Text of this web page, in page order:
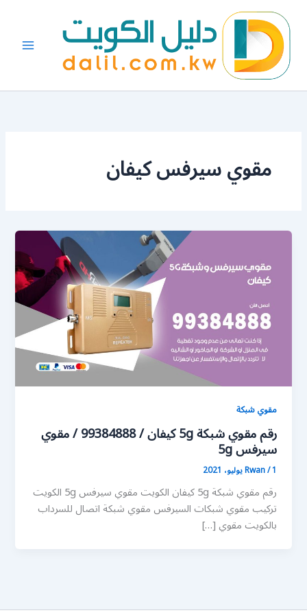
المحتوى
مقوي سيرفس كيفان
مقوي شبكة
رقم مقوي شبكة 5g كيفان / 99384888 / مقوي
سيرفس 5g
Rwan/1 يوليو، 2021
رقم مقوي شبكة 5g كيفان الكويت مقوي سيرفس 5g الكويت
تركيب مقوي شبكات السيرفس مقوي شبكة اتصال للسرداب
بالكويت مقوي […]